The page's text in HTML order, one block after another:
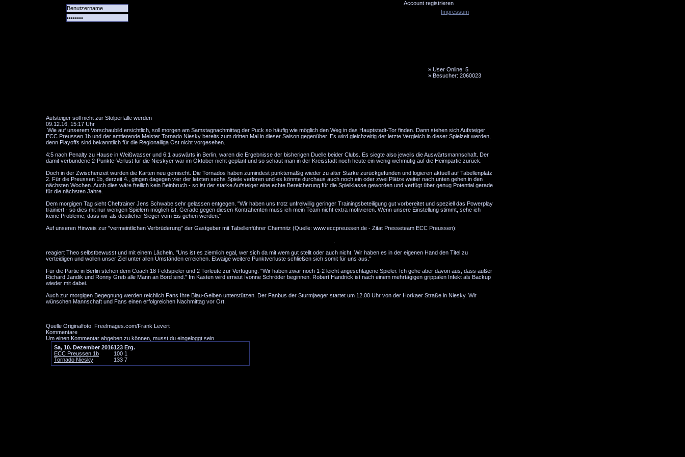
Account registrieren
» User Online: 5
» Besucher: 2060023
Aufsteiger soll nicht zur Stolperfalle werden
09.12.16, 15:17 Uhr
Wie auf unserem Vorschaubild ersichtlich, soll morgen am Samstagnachmittag der Puck so häufig wie möglich den Weg in das Hauptstadt-Tor finden. Dann stehen sich Aufsteiger
ECC Preussen 1b und der amtierende Meister Tornado Niesky bereits zum dritten Mal in dieser Saison gegenüber. Es wird gleichzeitig der letzte Vergleich in dieser Spielzeit werden,
denn Playoffs sind bekanntlich für die Regionalliga Ost nicht vorgesehen.
4:5 nach Penalty zu Hause in Weißwasser und 6:1 auswärts in Berlin, waren die Ergebnisse der bisherigen Duelle beider Clubs. Es siegte also jeweils die Auswärtsmannschaft. Der
damit verbundene 2-Punkte-Verlust für die Nieskyer war im Oktober nicht geplant und so schaut man in der Kreisstadt noch heute ein wenig wehmütig auf die Heimpartie zurück.
Doch in der Zwischenzeit wurden die Karten neu gemischt. Die Tornados haben zumindest punktemäßig wieder zu alter Stärke zurückgefunden und logieren aktuell auf Tabellenplatz
2. Für die Preussen 1b, derzeit 4., gingen dagegen vier der letzten sechs Spiele verloren und es könnte durchaus auch noch ein oder zwei Plätze weiter nach unten gehen in den
nächsten Wochen. Auch dies wäre freilich kein Beinbruch - so ist der starke Aufsteiger eine echte Bereicherung für die Spielklasse geworden und verfügt über genug Potential gerade
für die nächsten Jahre.
Dem morgigen Tag sieht Cheftrainer Jens Schwabe sehr gelassen entgegen. "Wir haben uns trotz unfreiwillig geringer Trainingsbeteiligung gut vorbereitet und speziell das Powerplay
trainiert - so dies mit nur wenigen Spielern möglich ist. Gerade gegen diesen Kontrahenten muss ich mein Team nicht extra motivieren. Wenn unsere Einstellung stimmt, sehe ich
keine Probleme, dass wir als deutlicher Sieger vom Eis gehen werden."
Auf unseren Hinweis zur "vermeintlichen Verbrüderung" der Gastgeber mit Tabellenführer Chemnitz (Quelle: www.eccpreussen.de - Zitat Presseteam ECC Preussen):
reagiert Theo selbstbewusst und mit einem Lächeln. "Uns ist es ziemlich egal, wer sich da mit wem gut stellt oder auch nicht. Wir haben es in der eigenen Hand den Titel zu
verteidigen und wollen unser Ziel unter allen Umständen erreichen. Etwaige weitere Punktverluste schließen sich somit für uns aus."
Für die Partie in Berlin stehen dem Coach 18 Feldspieler und 2 Torleute zur Verfügung. "Wir haben zwar noch 1-2 leicht angeschlagene Spieler. Ich gehe aber davon aus, dass außer
Richard Jandik und Ronny Greb alle Mann an Bord sind." Im Kasten wird erneut Ivonne Schröder beginnen. Robert Handrick ist nach einem mehrtägigen grippalen Infekt als Backup
wieder mit dabei.
Auch zur morgigen Begegnung werden reichlich Fans Ihre Blau-Gelben unterstützen. Der Fanbus der Sturmjaeger startet um 12.00 Uhr von der Horkaer Straße in Niesky. Wir
wünschen Mannschaft und Fans einen erfolgreichen Nachmittag vor Ort.
Quelle Originalfoto: Freelmages.com/Frank Levert
Kommentare
Um einen Kommentar abgeben zu können, musst du eingeloggt sein.
Sa, 10. Dezember 2016123 Erg.
ECC Preussen 1b
100 1
Tornado Niesky
133 7
Impressum